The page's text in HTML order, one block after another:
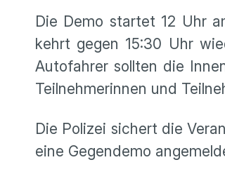
Die Demo startet 12 Uhr
kehrt gegen 15:30 Uhr
Autofahrer sollten die
Teilnehmerinnen und
Die Polizei sichert die
eine Gegendemo